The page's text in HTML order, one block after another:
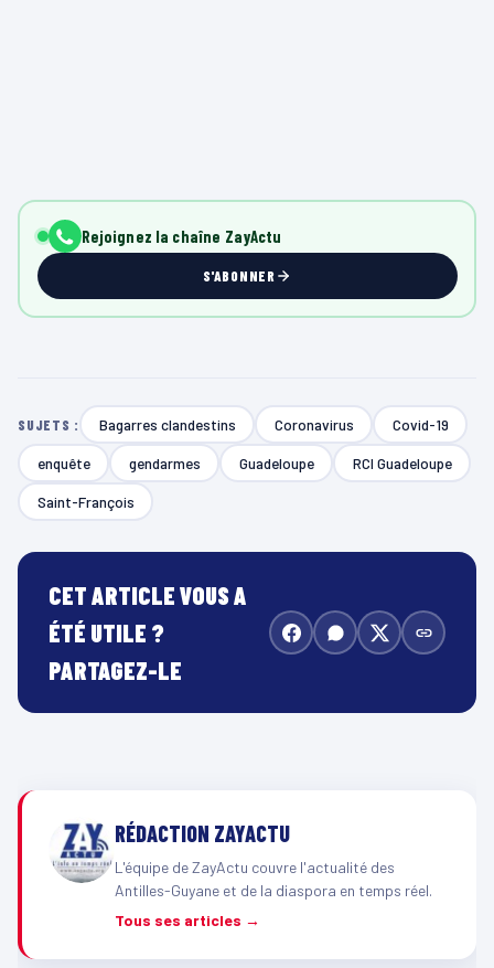
Rejoignez la chaîne ZayActu
S'ABONNER
SUJETS : Bagarres clandestins Coronavirus Covid-19
enquête gendarmes Guadeloupe RCI Guadeloupe
Saint-François
CET ARTICLE VOUS A
ÉTÉ UTILE ?
PARTAGEZ-LE
RÉDACTION ZAYACTU
L'équipe de ZayActu couvre l'actualité des
Antilles-Guyane et de la diaspora en temps réel.
Tous ses articles →